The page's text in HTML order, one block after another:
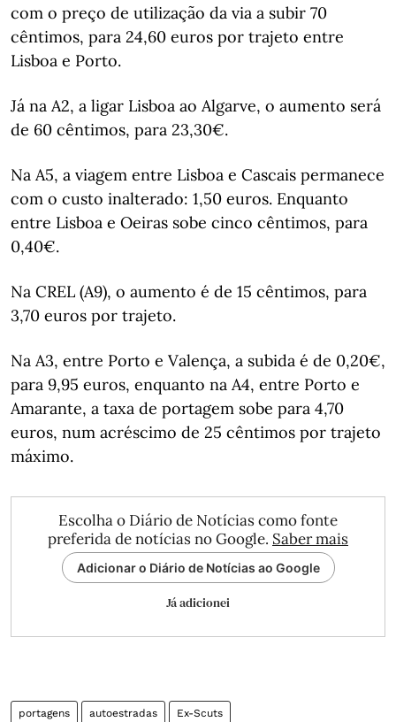
com o preço de utilização da via a subir 70
cêntimos, para 24,60 euros por trajeto entre
Lisboa e Porto.
Já na A2, a ligar Lisboa ao Algarve, o aumento será
de 60 cêntimos, para 23,30€.
Na A5, a viagem entre Lisboa e Cascais permanece
com o custo inalterado: 1,50 euros. Enquanto
entre Lisboa e Oeiras sobe cinco cêntimos, para
0,40€.
Na CREL (A9), o aumento é de 15 cêntimos, para
3,70 euros por trajeto.
Na A3, entre Porto e Valença, a subida é de 0,20€,
para 9,95 euros, enquanto na A4, entre Porto e
Amarante, a taxa de portagem sobe para 4,70
euros, num acréscimo de 25 cêntimos por trajeto
máximo.
Escolha o Diário de Notícias como fonte
preferida de notícias no Google. Saber mais
Adicionar o Diário de Notícias ao Google
Já adicionei
portagens autoestradas Ex-Scuts